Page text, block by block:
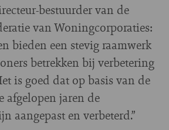
bestuurder van de
van Woningcorporaties:
bieden een stevig raamwerk
betrekken bij verbetering
is goed dat op basis van de
afgelopen jaren de
aangepast en verbeterd.”